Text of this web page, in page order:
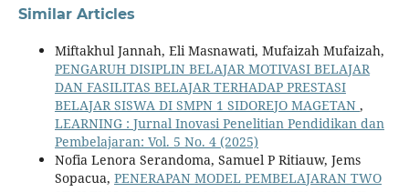
Similar Articles
Miftakhul Jannah, Eli Masnawati, Mufaizah Mufaizah,
PENGARUH DISIPLIN BELAJAR MOTIVASI BELAJAR
DAN FASILITAS BELAJAR TERHADAP PRESTASI
BELAJAR SISWA DI SMPN 1 SIDOREJO MAGETAN ,
LEARNING : Jurnal Inovasi Penelitian Pendidikan dan
Pembelajaran: Vol. 5 No. 4 (2025)
Nofia Lenora Serandoma, Samuel P Ritiauw, Jems
Sopacua, PENERAPAN MODEL PEMBELAJARAN TWO